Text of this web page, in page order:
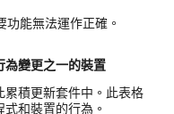
能無法運作正確。
為變更之一的裝置
積更新套件中。此表格
和裝置的行為。